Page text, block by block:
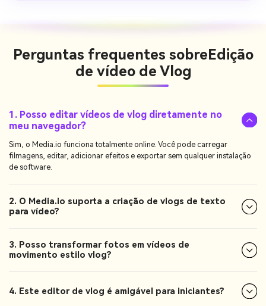
Perguntas frequentes sobre Edição
de vídeo de Vlog
1. Posso editar vídeos de vlog diretamente no
meu navegador?
Sim, o Media.io funciona totalmente online. Você pode carregar
filmagens, editar, adicionar efeitos e exportar sem qualquer instalação
de software.
2. O Media.io suporta a criação de vlogs de texto
para vídeo?
3. Posso transformar fotos em vídeos de
movimento estilo vlog?
4. Este editor de vlog é amigável para iniciantes?